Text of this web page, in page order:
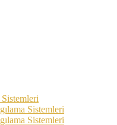
Sistemleri
Sistemleri